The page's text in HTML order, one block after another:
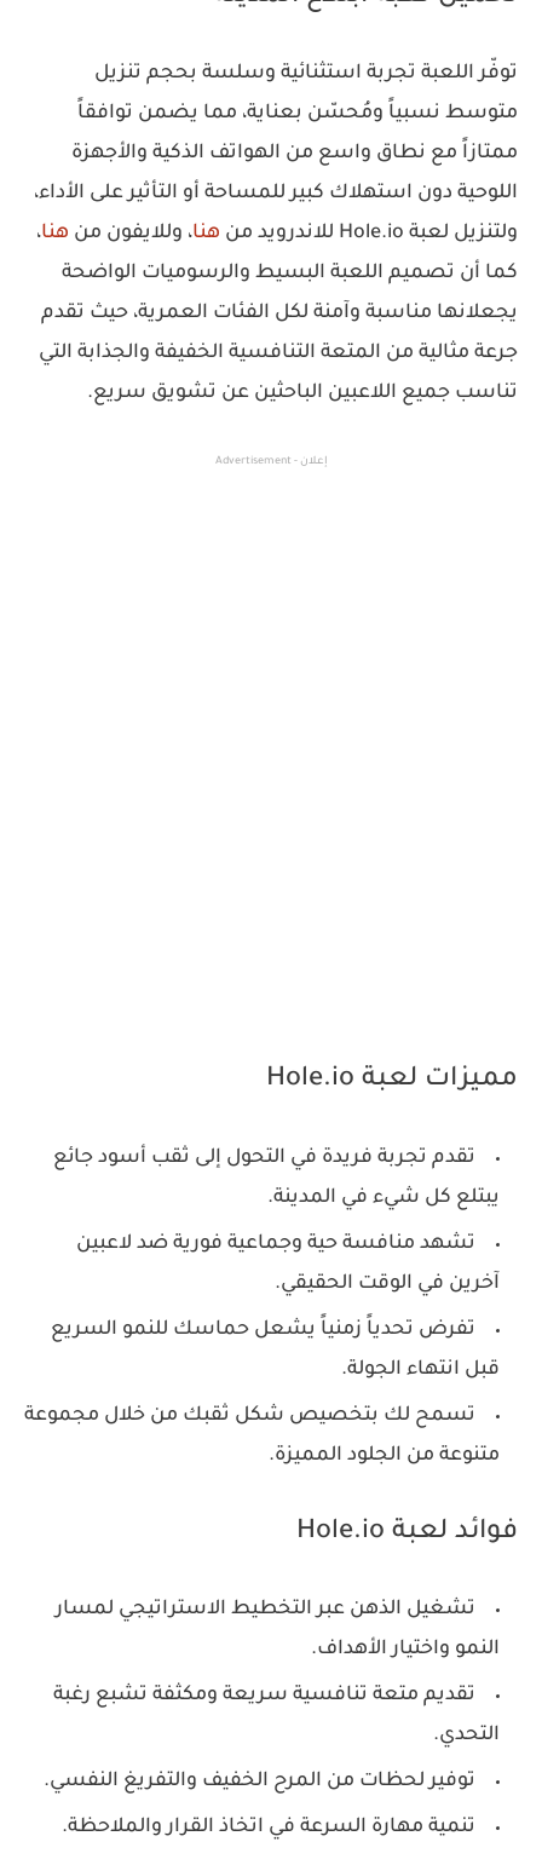
توفّر اللعبة تجربة استثنائية وسلسة بحجم تنزيل
متوسط نسبياً ومُحسّن بعناية، مما يضمن توافقاً
ممتازاً مع نطاق واسع من الهواتف الذكية والأجهزة
اللوحية دون استهلاك كبير للمساحة أو التأثير على الأداء،
ولتنزيل لعبة Hole.io للاندرويد من
هنا، وللايفون من هنا،
كما أن تصميم اللعبة البسيط والرسوميات الواضحة
يجعلانها مناسبة وآمنة لكل الفئات العمرية، حيث تقدم
جرعة مثالية من المتعة التنافسية الخفيفة والجذابة التي
تناسب جميع اللاعبين الباحثين عن تشويق سريع.
إعلان - Advertisement
مميزات لعبة Hole.io
تقدم تجربة فريدة في التحول إلى ثقب أسود جائع
يبتلع كل شيء في المدينة.
تشهد منافسة حية وجماعية فورية ضد لاعبين
آخرين في الوقت الحقيقي.
تفرض تحدياً زمنياً يشعل حماسك للنمو السريع
قبل انتهاء الجولة.
تسمح لك بتخصيص شكل ثقبك من خلال مجموعة
متنوعة من الجلود المميزة.
فوائد لعبة Hole.io
تشغيل الذهن عبر التخطيط الاستراتيجي لمسار
النمو واختيار الأهداف.
تقديم متعة تنافسية سريعة ومكثفة تشبع رغبة
التحدي.
توفير لحظات من المرح الخفيف والتفريغ النفسي.
تنمية مهارة السرعة في اتخاذ القرار والملاحظة.